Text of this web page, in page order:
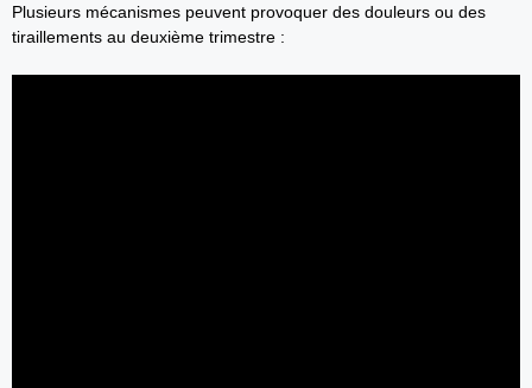
Plusieurs mécanismes peuvent provoquer des douleurs ou des
tiraillements au deuxième trimestre :